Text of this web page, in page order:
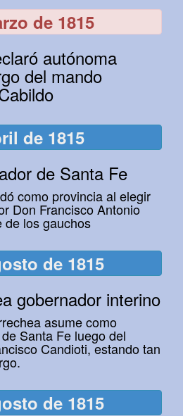
de 1815
autónoma
del mando
de 1815
de Santa Fe
como provincia al elegir
Don Francisco Antonio
de los gauchos
de 1815
gobernador interino
asume como
Santa Fe luego del
Candioti, estando tan
de 1815